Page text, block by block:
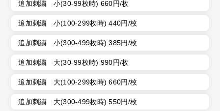
追加刺繍 小(30-99枚時) 660円/枚
追加刺繍 小(100-299枚時) 440円/枚
追加刺繍 小(300-499枚時) 385円/枚
追加刺繍 大(30-99枚時) 990円/枚
追加刺繍 大(100-299枚時) 660円/枚
追加刺繍 大(300-499枚時) 550円/枚